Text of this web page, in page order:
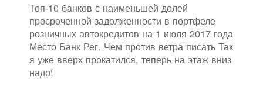
Топ-10 банков с наименьшей долей
просроченной задолженности в портфеле
розничных автокредитов на 1 июля 2017 года
Место Банк Рег. Чем против ветра писать Так
я уже вверх прокатился, теперь на этаж вниз
надо!